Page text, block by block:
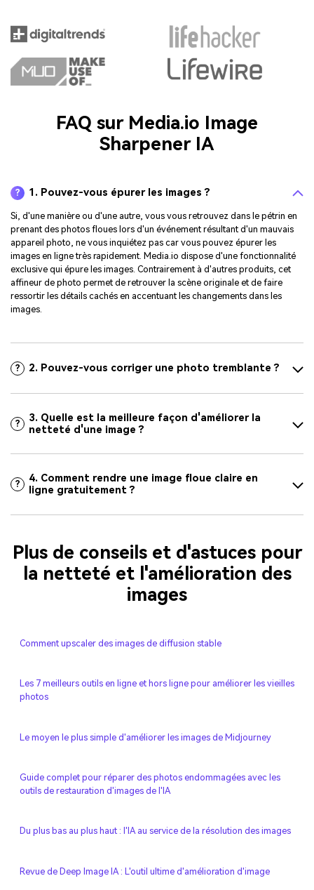
FAQ sur Media.io Image
Sharpener IA
? 1. Pouvez-vous épurer les images ?
Si, d'une manière ou d'une autre, vous vous retrouvez dans le pétrin en
prenant des photos floues lors d'un événement résultant d'un mauvais
appareil photo, ne vous inquiétez pas car vous pouvez épurer les
images en ligne très rapidement. Media.io dispose d'une fonctionnalité
exclusive qui épure les images. Contrairement à d'autres produits, cet
affineur de photo permet de retrouver la scène originale et de faire
ressortir les détails cachés en accentuant les changements dans les
images.
? 2. Pouvez-vous corriger une photo tremblante ?
?
3. Quelle est la meilleure façon d'améliorer la
netteté d'une image ?
?
4. Comment rendre une image floue claire en
ligne gratuitement ?
Plus de conseils et d'astuces pour
la netteté et l'amélioration des
images
Comment upscaler des images de diffusion stable
Les 7 meilleurs outils en ligne et hors ligne pour améliorer les vieilles
photos
Le moyen le plus simple d'améliorer les images de Midjourney
Guide complet pour réparer des photos endommagées avec les
outils de restauration d'images de l'IA
Du plus bas au plus haut : l'IA au service de la résolution des images
Revue de Deep Image IA : L'outil ultime d'amélioration d'image